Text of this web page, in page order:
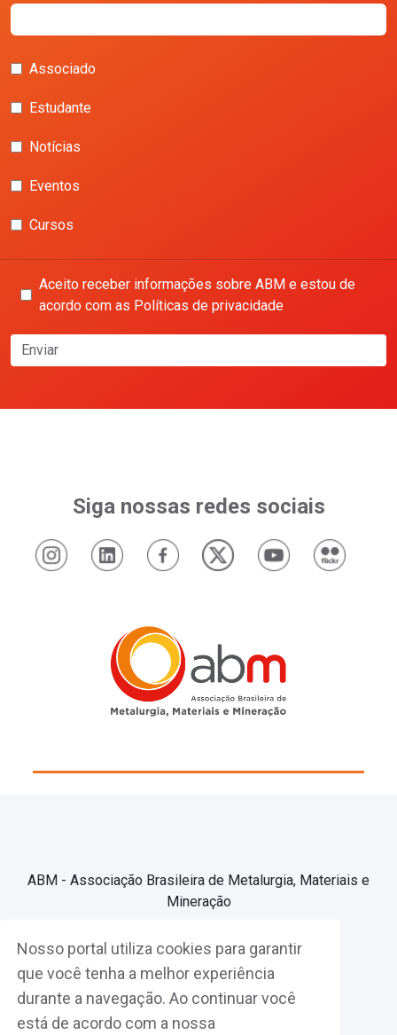
Nosso portal utiliza cookies para garantir
que você tenha a melhor experiência
durante a navegação. Ao continuar você
está de acordo com a nossa
Associado
Estudante
Notícias
Eventos
Cursos
Aceito receber informações sobre ABM e estou de
acordo com as Políticas de privacidade
Enviar
Siga nossas redes sociais
ABM - Associação Brasileira de Metalurgia, Materiais e
Mineração
Associe-se
Fazer Login